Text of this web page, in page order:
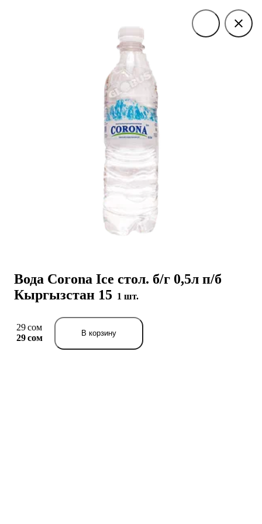
Вода Corona Ice стол. б/г 0,5л п/б
Кыргызстан 15 1 шт.
29 сом
29 сом
В корзину